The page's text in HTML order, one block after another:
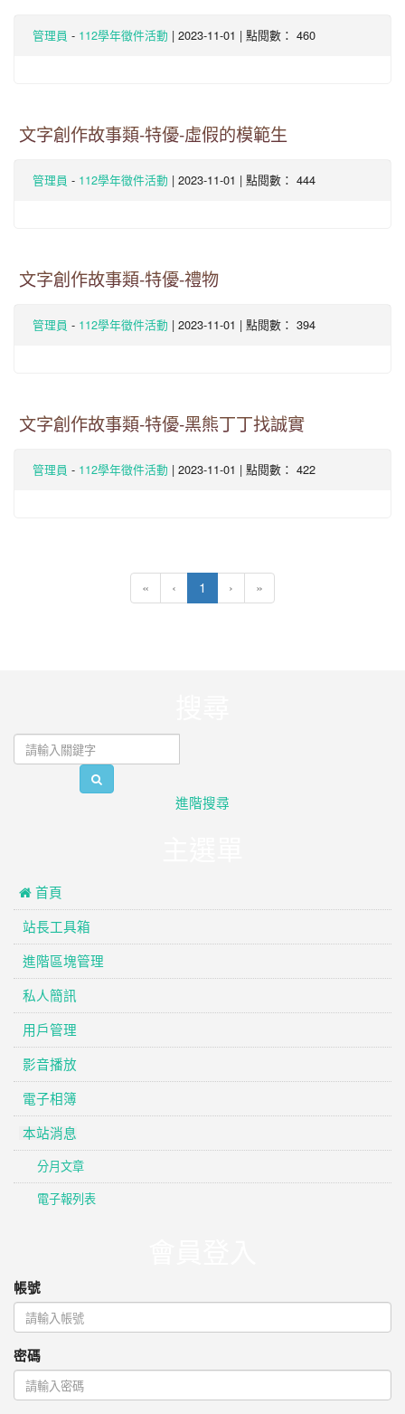
管理員 - 112學年徵件活動 | 2023-11-01 | 點閱數： 460
文字創作故事類-特優-虛假的模範生
管理員 - 112學年徵件活動 | 2023-11-01 | 點閱數： 444
文字創作故事類-特優-禮物
管理員 - 112學年徵件活動 | 2023-11-01 | 點閱數： 394
文字創作故事類-特優-黑熊丁丁找誠實
管理員 - 112學年徵件活動 | 2023-11-01 | 點閱數： 422
« ‹ 1 (current)
› »
進階搜尋
 首頁
站長工具箱
進階區塊管理
私人簡訊
用戶管理
影音播放
電子相簿
本站消息
分月文章
電子報列表
帳號
密碼